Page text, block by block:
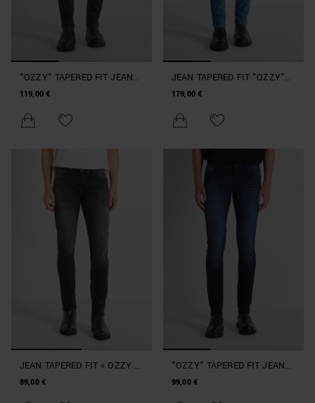
"OZZY" TAPERED FIT JEANS
IN AUTHENTIC STRETCH
119,00 €
JEAN TAPERED FIT "OZZY"
AVEC FINITION DÉCHIRÉE
179,00 €
JEAN TAPERED FIT « OZZY »
EN DENIM NOIR
89,00 €
"OZZY" TAPERED FIT JEANS
IN ICONIC BLUE BLACK
99,00 €